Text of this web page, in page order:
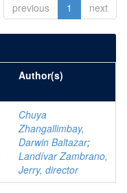
previous 1 next
Author(s)
Chuya
Zhangallimbay,
Darwin Baltazar;
Landívar Zambrano,
Jerry, director